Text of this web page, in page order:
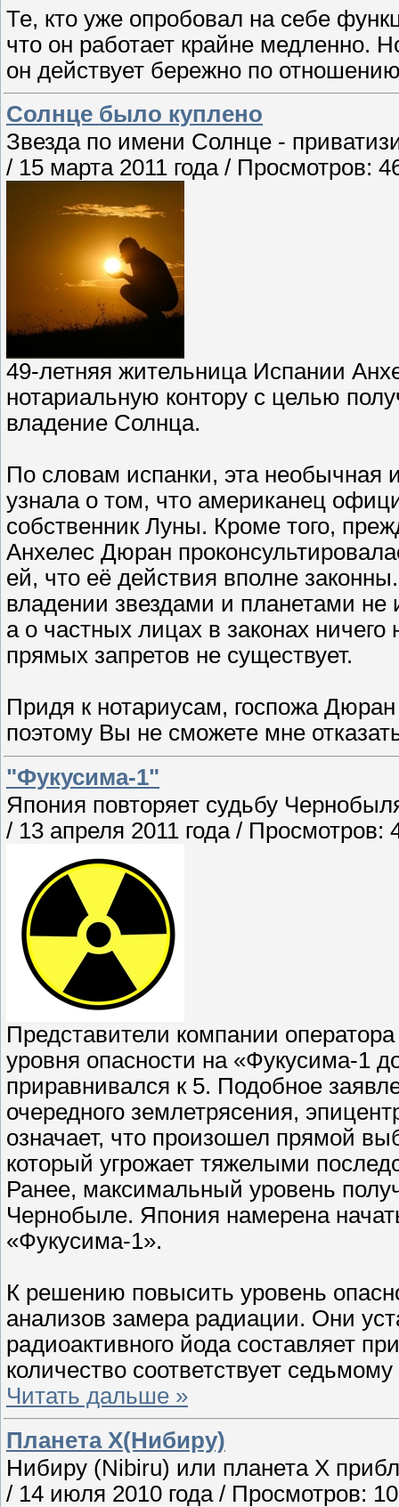
Те, кто уже опробовал на себе
что он работает крайне медленно.
он действует бережно по
Солнце было куплено
Звезда по имени Солнце -
/ 15 марта 2011 года / Просмотров:
49-летняя жительница Испании
нотариальную контору с целью
владение Солнца.
По словам испанки, эта необычная
узнала о том, что американец
собственник Луны. Кроме того,
Анхелес Дюран
ей, что её действия вполне
владении звездами и планетами не
а о частных лицах в законах ничего
прямых запретов не существует.
Придя к нотариусам, госпожа
поэтому Вы не сможете мне
"Фукусима-1"
Япония повторяет судьбу
/ 13 апреля 2011 года /
Представители компании
уровня опасности на «Фукусима-1
приравнивался к 5. Подобное
очередного землетрясения,
означает, что произошел прямой
который угрожает тяжелыми
Ранее, максимальный уровень
Чернобыле. Япония намерена
«Фукусима-1».
К решению повысить уровень
анализов замера радиации. Они
радиоактивного йода составляет
количество соответствует
Читать дальше »
Планета X(Нибиру)
Нибиру (Nibiru) или планета Х
/ 14 июля 2010 года / Просмотров: